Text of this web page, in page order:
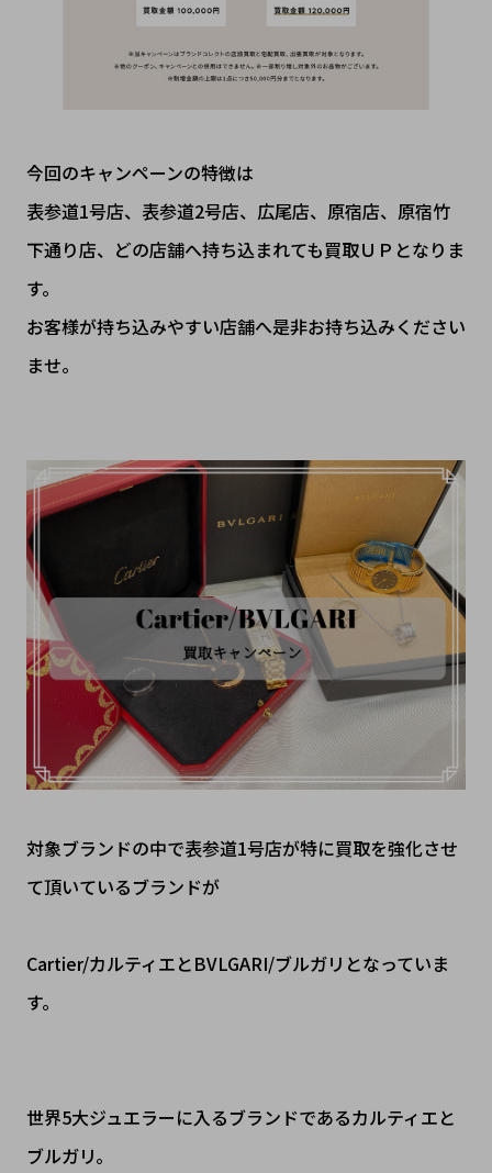
今回のキャンペーンの特徴は
表参道1号店、表参道2号店、広尾店、原宿店、原宿竹
下通り店、どの店舗へ持ち込まれても買取ＵＰとなりま
す。
お客様が持ち込みやすい店舗へ是非お持ち込みください
ませ。
対象ブランドの中で表参道1号店が特に買取を強化させ
て頂いているブランドが
Cartier/カルティエとBVLGARI/ブルガリとなっていま
す。
世界5大ジュエラーに入るブランドであるカルティエと
ブルガリ。